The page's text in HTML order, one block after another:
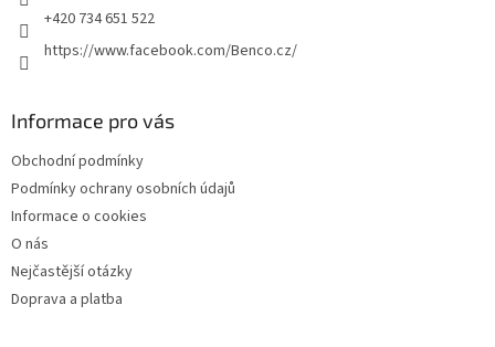
+420 734 651 522
https://www.facebook.com/Benco.cz/
Informace pro vás
Obchodní podmínky
Podmínky ochrany osobních údajů
Informace o cookies
O nás
Nejčastější otázky
Doprava a platba